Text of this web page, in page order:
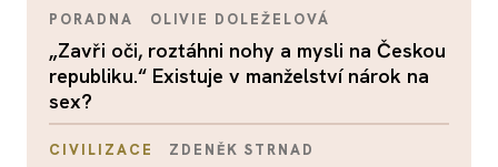
PORADNA OLIVIE DOLEŽELOVÁ
„Zavři oči, roztáhni nohy a mysli na Českou
republiku.“ Existuje v manželství nárok na
sex?
CIVILIZACE ZDENĚK STRNAD